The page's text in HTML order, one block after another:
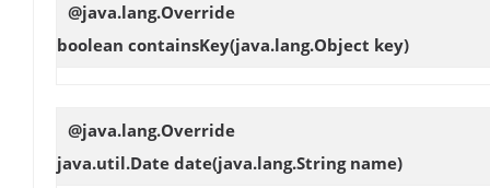
@java.lang.Override
boolean containsKey(java.lang.Object key)
@java.lang.Override
java.util.Date date(java.lang.String name)